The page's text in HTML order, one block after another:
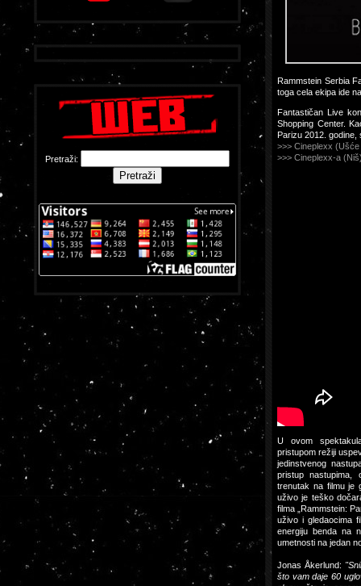
Pretraži:
Rammstein Serbia
toga cela ekipa ide
Fantastičan Live
Shopping Center.
Parizu 2012.
>>> Cineplexx
>>> Cineplexx-a
U ovom
pristupom režiji
jedinstvenog
pristup nastupima,
trenutak na filmu je
uživo je teško
filma „Rammstein:
uživo i gledaocima
energiju benda na
umetnosti na jedan
Jonas Åkerlund:
što vam daje 60